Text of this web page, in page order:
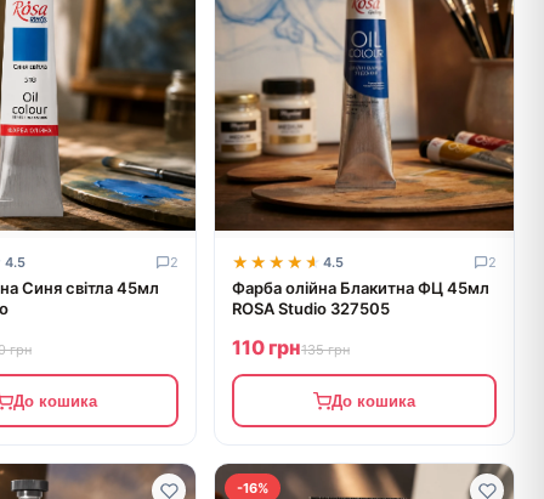
4.5 2
Синя світла 45мл
грн
До кошика
★★★★★
★★★★★ 4.5 2
Фарба олійна Блакитна ФЦ 45мл
ROSA Studio 327505
110 грн135 грн
До кошика
-16%